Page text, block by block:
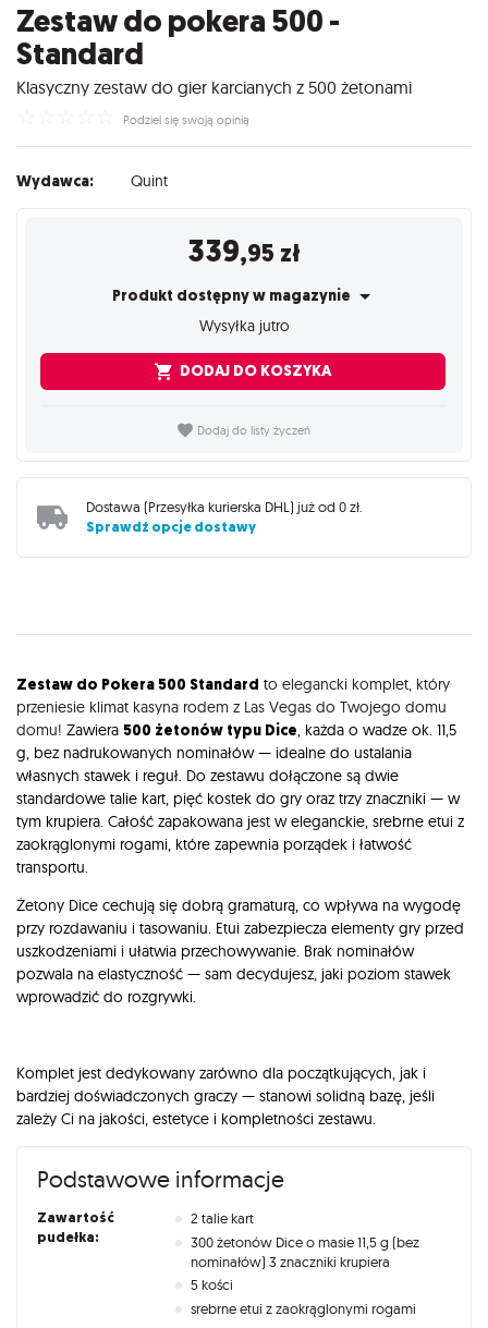
Zestaw do pokera 500 -
Standard
Klasyczny zestaw do gier karcianych z 500 żetonami
Podziel się swoją opinią
Wydawca: Quint
339,95 zł
Produkt dostępny w magazynie
Wysyłka jutro
DODAJ DO KOSZYKA
Dodaj do listy życzeń
Dostawa (Przesyłka kurierska DHL) już od 0 zł.
Sprawdź opcje dostawy
Opis
Zestaw do Pokera 500 Standard to elegancki komplet, który
przeniesie klimat kasyna rodem z Las Vegas do Twojego domu
domu! Zawiera 500 żetonów typu Dice, każda o wadze ok. 11,5
g, bez nadrukowanych nominałów — idealne do ustalania
własnych stawek i reguł. Do zestawu dołączone są dwie
standardowe talie kart, pięć kostek do gry oraz trzy znaczniki — w
tym krupiera. Całość zapakowana jest w eleganckie, srebrne etui z
zaokrąglonymi rogami, które zapewnia porządek i łatwość
transportu.
Żetony Dice cechują się dobrą gramaturą, co wpływa na wygodę
przy rozdawaniu i tasowaniu. Etui zabezpiecza elementy gry przed
uszkodzeniami i ułatwia przechowywanie. Brak nominałów
pozwala na elastyczność — sam decydujesz, jaki poziom stawek
wprowadzić do rozgrywki.
Komplet jest dedykowany zarówno dla początkujących, jak i
bardziej doświadczonych graczy — stanowi solidną bazę, jeśli
zależy Ci na jakości, estetyce i kompletności zestawu.
Podstawowe informacje
Zawartość
pudełka:
2 talie kart
300 żetonów Dice o masie 11,5 g (bez
nominałów) 3 znaczniki krupiera
5 kości
srebrne etui z zaokrąglonymi rogami